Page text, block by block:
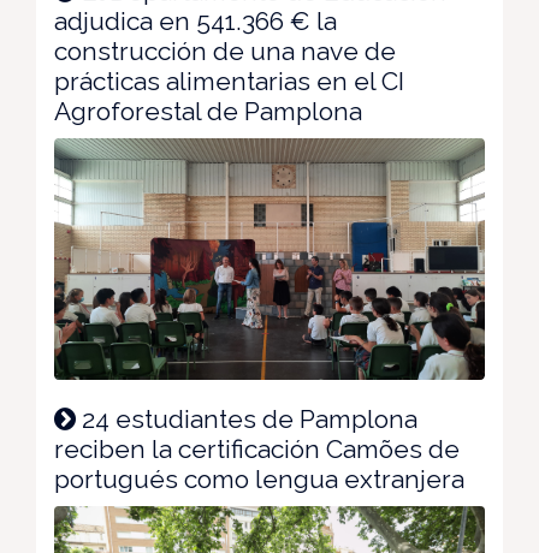
adjudica en 541.366 € la
construcción de una nave de
prácticas alimentarias en el CI
Agroforestal de Pamplona
24 estudiantes de Pamplona
reciben la certificación Camões de
portugués como lengua extranjera